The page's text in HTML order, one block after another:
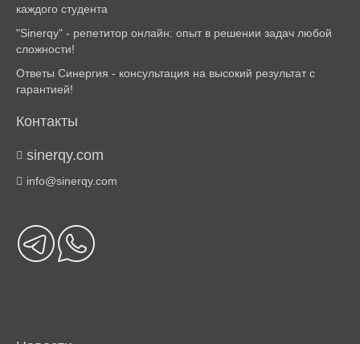
каждого студента
"Sinerqy" - репетитор онлайн: опыт в решении задач любой
сложности!
Ответы Синергия - консультация на высокий результат с
гарантией!
Контакты
sinerqy.com
info@sinerqy.com